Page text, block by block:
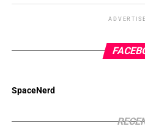
SpaceNerd